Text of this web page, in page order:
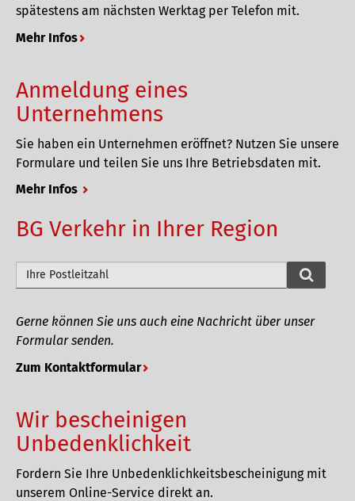
spätestens am nächsten Werktag per Telefon mit.
Mehr Infos
Anmeldung eines
Unternehmens
Sie haben ein Unternehmen eröffnet? Nutzen Sie unsere
Formulare und teilen Sie uns Ihre Betriebsdaten mit.
Mehr Infos
BG Verkehr in Ihrer Region
L
d
r
h
s
u
c
h
Gerne können Sie uns auch eine Nachricht über unser
Formular senden.
Zum Kontaktformular
Wir bescheinigen
Unbedenklichkeit
Fordern Sie Ihre Unbedenklichkeitsbescheinigung mit
unserem Online-Service direkt an.